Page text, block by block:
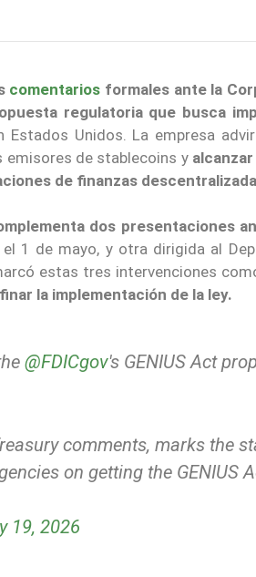
comentarios formales ante la
regulatoria que busca
Estados Unidos. La empresa
emisores de stablecoins y
de finanzas
dos presentaciones
1 de mayo, y otra dirigida al
estas tres intervenciones
la implementación de la ley.
@FDICgov's GENIUS Act
comments, marks the
on getting the GENIUS
19, 2026